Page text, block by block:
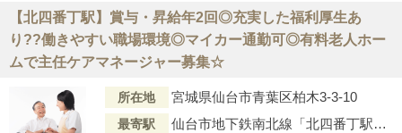
【北四番丁駅】賞与・昇給年2回◎充実した福利厚生あ
り??働きやすい職場環境◎マイカー通勤可◎有料老人ホー
ムで主任ケアマネージャー募集☆
所在地 宮城県仙台市青葉区柏木3-3-10
最寄駅 仙台市地下鉄南北線「北四番丁駅」より仙台市営バス815系統『西中山』行「歯学部・東北会病院前」下車徒歩9分